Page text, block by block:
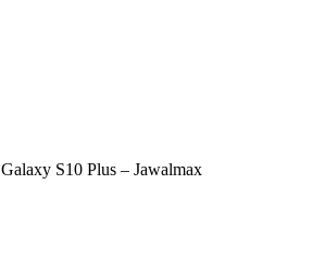
S10 Plus – Jawalmax